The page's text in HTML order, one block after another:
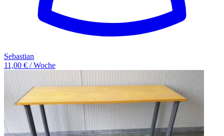
Sebastian
11,00 € / Woche